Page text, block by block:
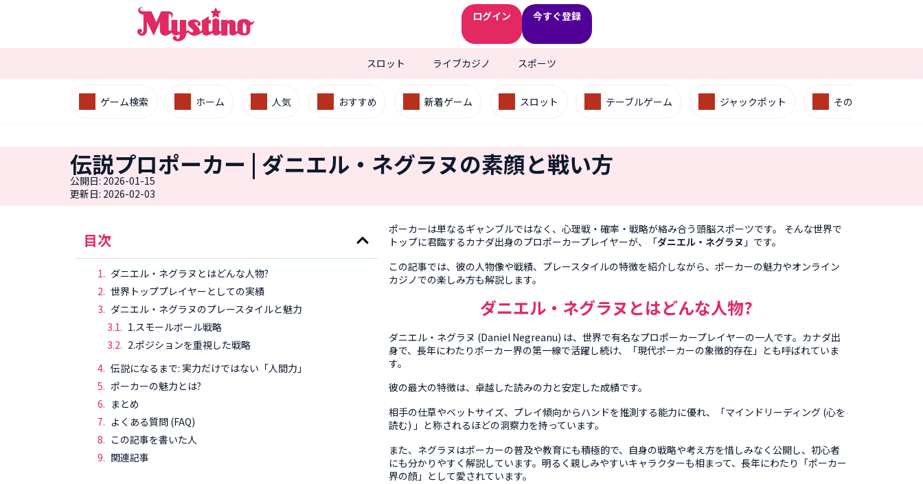
ログイン 今すぐ登録
スロット ライブカジノ スポーツ
ゲーム検索 ホーム 人気 おすすめ 新着ゲーム スロット テーブルゲーム ジャックポット その他
伝説プロポーカー | ダニエル・ネグラヌの素顔と戦い方
公開日: 2026-01-15
更新日: 2026-02-03
目次
ダニエル・ネグラヌとはどんな人物?
世界トッププレイヤーとしての実績
ダニエル・ネグラヌのプレースタイルと魅力
1.スモールボール戦略
2.ポジションを重視した戦略
伝説になるまで: 実力だけではない「人間力」
ポーカーの魅力とは?
まとめ
よくある質問 (FAQ)
この記事を書いた人
関連記事
ポーカーは単なるギャンブルではなく、心理戦・確率・戦略が絡み合う頭脳スポーツです。 そんな世界で
トップに君臨するカナダ出身のプロポーカープレイヤーが、「ダニエル・ネグラヌ 」です。
この記事では、彼の人物像や戦績、プレースタイルの特徴を紹介しながら、ポーカーの魅力やオンライン
カジノでの楽しみ方も解説します。
ダニエル・ネグラヌとはどんな人物?
ダニエル・ネグラヌ (Daniel Negreanu) は、世界で有名なプロポーカープレイヤーの一人です。カナダ出
身で、長年にわたりポーカー界の第一線で活躍し続け、「現代ポーカーの象徴的存在」とも呼ばれていま
す。
彼の最大の特徴は、卓越した読みの力と安定した成績です。
相手の仕草やベットサイズ、プレイ傾向からハンドを推測する能力に優れ、「マインドリーディング (心を
読む) 」と称されるほどの洞察力を持っています。
また、ネグラヌはポーカーの普及や教育にも積極的で、自身の戦略や考え方を惜しみなく公開し、初心者
にも分かりやすく解説しています。明るく親しみやすいキャラクターも相まって、長年にわたり「ポーカー
界の顔」として愛されています。